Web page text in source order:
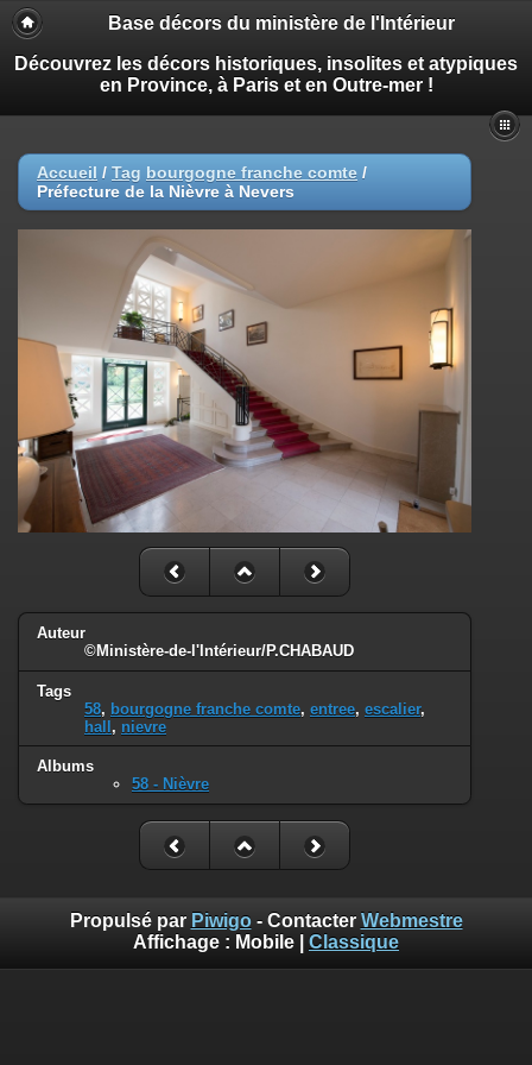
Base décors du ministère de l'Intérieur
Découvrez les décors historiques, insolites et atypiques
en Province, à Paris et en Outre-mer !
Accueil / Tag bourgogne franche comte /
Préfecture de la Nièvre à Nevers
Auteur
©Ministère-de-l'Intérieur/P.CHABAUD
Tags
58, bourgogne franche comte, entree, escalier,
hall, nievre
Albums
58 - Nièvre
Propulsé par Piwigo- Contacter Webmestre
Affichage : Mobile Classique